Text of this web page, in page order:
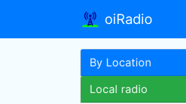
oiRadio
By Location
Local radio